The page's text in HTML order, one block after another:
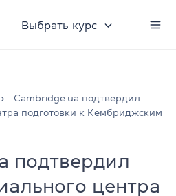
Выбрать курс
Cambridge.ua подтвердил
подготовки к Кембриджским
подтвердил
центра